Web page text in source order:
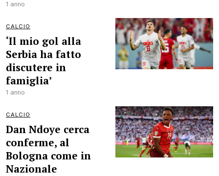
1 anno
CALCIO
‘Il mio gol alla
Serbia ha fatto
discutere in
famiglia’
1 anno
CALCIO
Dan Ndoye cerca
conferme, al
Bologna come in
Nazionale